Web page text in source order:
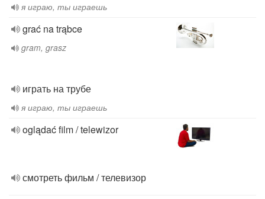
я играю, ты играешь
grać na trąbce
gram, grasz
играть на трубе
я играю, ты играешь
oglądać film / telewizor
смотреть фильм / телевизор